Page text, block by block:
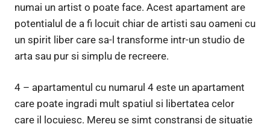
numai un artist o poate face. Acest apartament are
potentialul de a fi locuit chiar de artisti sau oameni cu
un spirit liber care sa-l transforme intr-un studio de
arta sau pur si simplu de recreere.
4 – apartamentul cu numarul 4 este un apartament
care poate ingradi mult spatiul si libertatea celor
care il locuiesc. Mereu se simt constransi de situatie